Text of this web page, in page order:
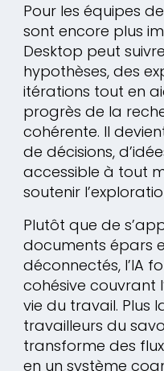
Pour les équipes
sont encore plus
Desktop peut
hypothèses, des
itérations tout en
progrès de la
cohérente. Il
de décisions,
accessible à tout
soutenir
Plutôt que de
documents épars
déconnectés, l’IA
cohésive couvrant
vie du travail. Plus
travailleurs du
transforme des
en un système